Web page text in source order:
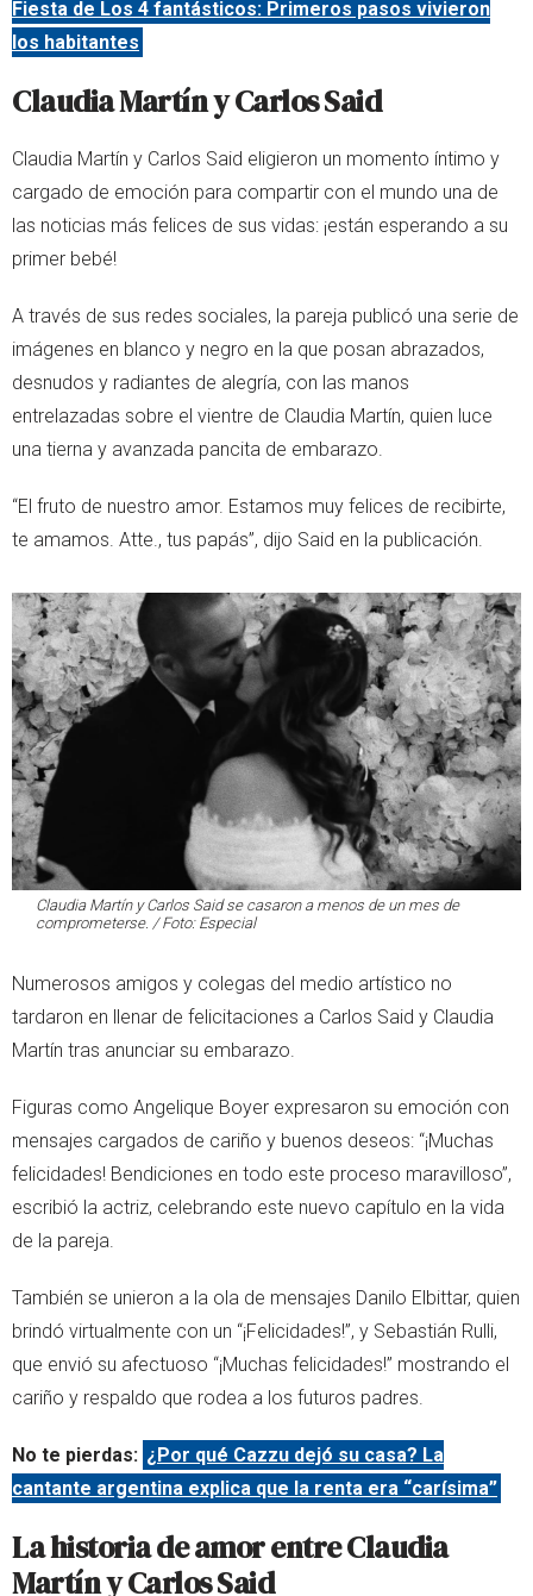
Fiesta de Los 4 fantásticos: Primeros pasos vivieron
los habitantes
Claudia Martín y Carlos Said
Claudia Martín y Carlos Said eligieron un momento íntimo y
cargado de emoción para compartir con el mundo una de
las noticias más felices de sus vidas: ¡están esperando a su
primer bebé!
A través de sus redes sociales, la pareja publicó una serie de
imágenes en blanco y negro en la que posan abrazados,
desnudos y radiantes de alegría, con las manos
entrelazadas sobre el vientre de Claudia Martín, quien luce
una tierna y avanzada pancita de embarazo.
“El fruto de nuestro amor. Estamos muy felices de recibirte,
te amamos. Atte., tus papás”, dijo Said en la publicación.
Claudia Martín y Carlos Said se casaron a menos de un mes de
comprometerse. / Foto: Especial
Numerosos amigos y colegas del medio artístico no
tardaron en llenar de felicitaciones a Carlos Said y Claudia
Martín tras anunciar su embarazo.
Figuras como Angelique Boyer expresaron su emoción con
mensajes cargados de cariño y buenos deseos: “¡Muchas
felicidades! Bendiciones en todo este proceso maravilloso”,
escribió la actriz, celebrando este nuevo capítulo en la vida
de la pareja.
También se unieron a la ola de mensajes Danilo Elbittar, quien
brindó virtualmente con un “¡Felicidades!”, y Sebastián Rulli,
que envió su afectuoso “¡Muchas felicidades!” mostrando el
cariño y respaldo que rodea a los futuros padres.
No te pierdas: ¿Por qué Cazzu dejó su casa? La
cantante argentina explica que la renta era “carísima”
La historia de amor entre Claudia
Martín y Carlos Said